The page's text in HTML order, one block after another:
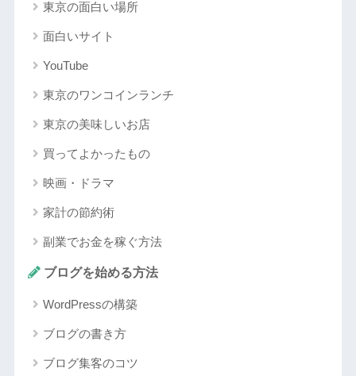
東京の面白い場所
面白いサイト
YouTube
東京のワンコインランチ
東京の美味しいお店
買ってよかったもの
映画・ドラマ
家計の節約術
副業でお金を稼ぐ方法
ブログを始める方法
WordPressの構築
ブログの書き方
ブログ集客のコツ